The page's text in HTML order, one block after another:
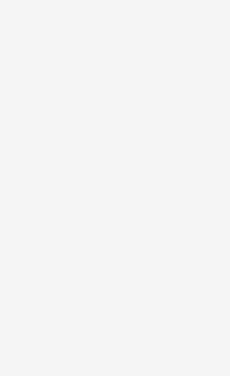
yiyor..!"